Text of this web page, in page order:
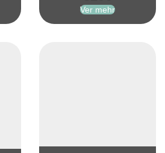
Ver mehr